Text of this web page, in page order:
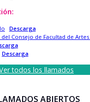
Descarga
Consejo de Facultad de
Descarga
todos los llamados
ABIERTOS